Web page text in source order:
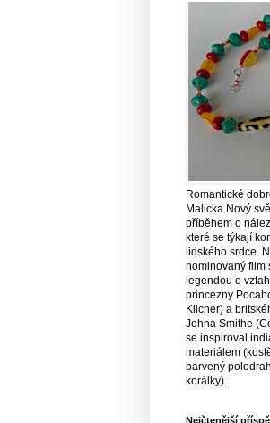
Romantické
Malicka Nový
příběhem o
které se týkají
lidského srdce.
nominovaný film
legendou o
princezny
Kilcher) a
Johna Smithe
se inspiroval
materiálem
barvený
korálky).
Nejčtenější